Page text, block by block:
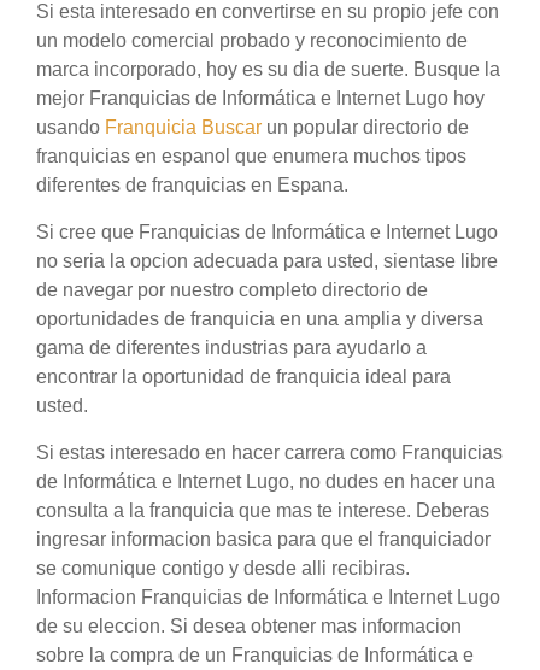
Si esta interesado en convertirse en su propio jefe con
un modelo comercial probado y reconocimiento de
marca incorporado, hoy es su dia de suerte. Busque la
mejor Franquicias de Informática e Internet Lugo hoy
usando Franquicia Buscar un popular directorio de
franquicias en espanol que enumera muchos tipos
diferentes de franquicias en Espana.
Si cree que Franquicias de Informática e Internet Lugo
no seria la opcion adecuada para usted, sientase libre
de navegar por nuestro completo directorio de
oportunidades de franquicia en una amplia y diversa
gama de diferentes industrias para ayudarlo a
encontrar la oportunidad de franquicia ideal para
usted.
Si estas interesado en hacer carrera como Franquicias
de Informática e Internet Lugo, no dudes en hacer una
consulta a la franquicia que mas te interese. Deberas
ingresar informacion basica para que el franquiciador
se comunique contigo y desde alli recibiras.
Informacion Franquicias de Informática e Internet Lugo
de su eleccion. Si desea obtener mas informacion
sobre la compra de un Franquicias de Informática e